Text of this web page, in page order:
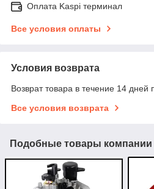
Оплата Kaspi терминал
Все условия оплаты
Условия возврата
Возврат товара в течение 14 дней
Все условия возврата
Подобные товары компании